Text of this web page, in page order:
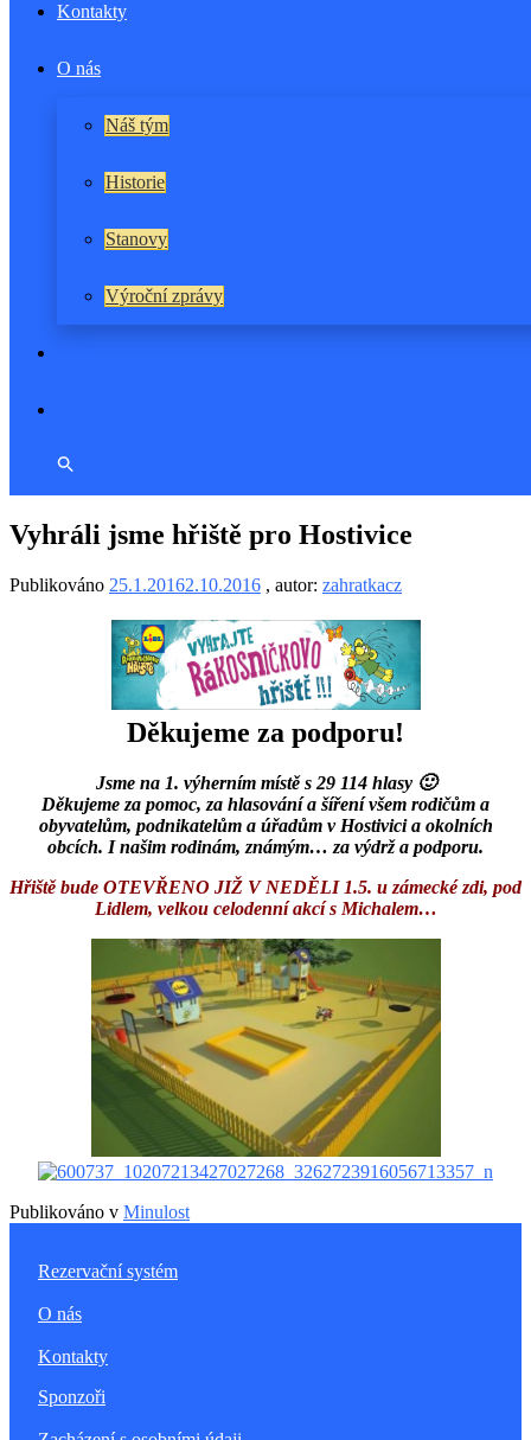
Kontakty
O nás
Náš tým
Historie
Stanovy
Výroční zprávy
Vyhráli jsme hřiště pro Hostivice
Publikováno 25.1.20162.10.2016 , autor: zahratkacz
Děkujeme za podporu!
Jsme na 1. výherním místě s 29 114 hlasy 🙂
Děkujeme za pomoc, za hlasování a šíření všem rodičům a
obyvatelům, podnikatelům a úřadům v Hostivici a okolních
obcích. I našim rodinám, známým… za výdrž a podporu.
Hřiště bude OTEVŘENO JIŽ V NEDĚLI 1.5. u zámecké zdi, pod
Lidlem, velkou celodenní akcí s Michalem…
Publikováno v Minulost
Rezervační systém
O nás
Kontakty
Sponzoři